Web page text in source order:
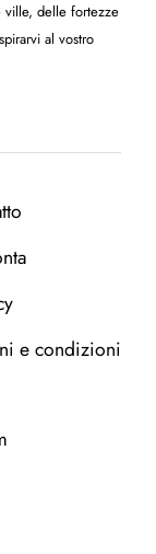
ville, delle fortezze
al vostro
e condizioni